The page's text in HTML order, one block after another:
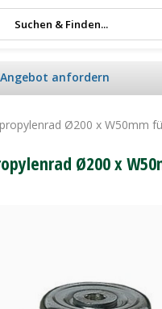
anfordern
Ø200 x W50mm
Ø200 x